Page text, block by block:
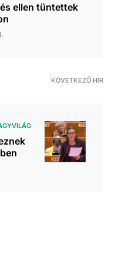
ellen tüntettek
KÖVETKEZŐ HÍR